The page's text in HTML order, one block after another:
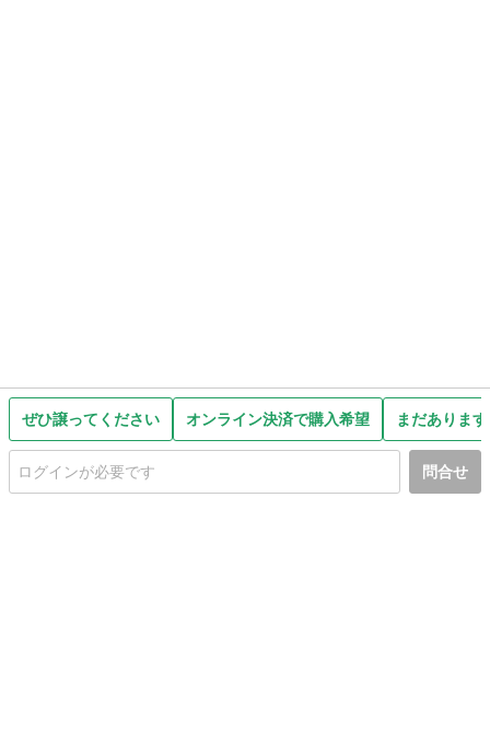
ぜひ譲ってください オンライン決済で購入希望 まだありま
問合せ